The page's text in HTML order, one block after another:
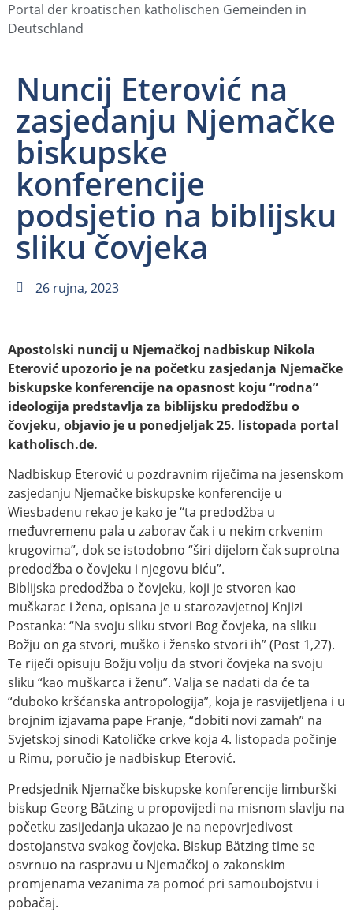
Portal der kroatischen katholischen Gemeinden in
Deutschland
Nuncij Eterović na
zasjedanju Njemačke
biskupske
konferencije
podsjetio na biblijsku
sliku čovjeka
26 rujna, 2023
Apostolski nuncij u Njemačkoj nadbiskup Nikola
Eterović upozorio je na početku zasjedanja Njemačke
biskupske konferencije na opasnost koju “rodna”
ideologija predstavlja za biblijsku predodžbu o
čovjeku, objavio je u ponedjeljak 25. listopada portal
katholisch.de.
Nadbiskup Eterović u pozdravnim riječima na jesenskom
zasjedanju Njemačke biskupske konferencije u
Wiesbadenu rekao je kako je “ta predodžba u
međuvremenu pala u zaborav čak i u nekim crkvenim
krugovima”, dok se istodobno “širi dijelom čak suprotna
predodžba o čovjeku i njegovu biću”.
Biblijska predodžba o čovjeku, koji je stvoren kao
muškarac i žena, opisana je u starozavjetnoj Knjizi
Postanka: “Na svoju sliku stvori Bog čovjeka, na sliku
Božju on ga stvori, muško i žensko stvori ih” (Post 1,27).
Te riječi opisuju Božju volju da stvori čovjeka na svoju
sliku “kao muškarca i ženu”. Valja se nadati da će ta
“duboko kršćanska antropologija”, koja je rasvijetljena i u
brojnim izjavama pape Franje, “dobiti novi zamah” na
Svjetskoj sinodi Katoličke crkve koja 4. listopada počinje
u Rimu, poručio je nadbiskup Eterović.
Predsjednik Njemačke biskupske konferencije limburški
biskup Georg Bätzing u propovijedi na misnom slavlju na
početku zasijedanja ukazao je na nepovrjedivost
dostojanstva svakog čovjeka. Biskup Bätzing time se
osvrnuo na raspravu u Njemačkoj o zakonskim
promjenama vezanima za pomoć pri samoubojstvu i
pobačaj.